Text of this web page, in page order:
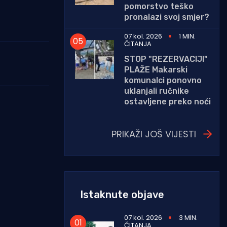
pomorstvo teško
pronalazi svoj smjer?
07 kol. 2026
1 MIN.
ČITANJA
STOP "REZERVACIJI"
PLAŽE Makarski
komunalci ponovno
uklanjali ručnike
ostavljene preko noći
PRIKAŽI JOŠ VIJESTI
Istaknute objave
07 kol. 2026 3 MIN.
ČITANJA